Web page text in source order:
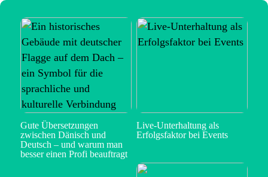
Gute Übersetzungen
zwischen Dänisch und
Deutsch – und warum man
besser einen Profi beauftragt
Live-Unterhaltung als
Erfolgsfaktor bei Events